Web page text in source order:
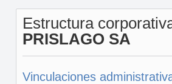
Estructura
PRISLAGO SA
Vinculaciones